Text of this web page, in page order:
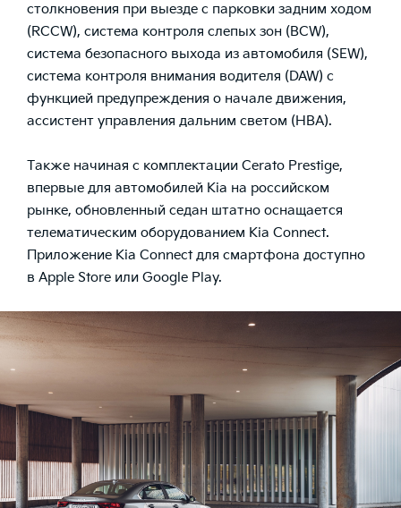
столкновения при выезде с парковки задним ходом
(RCCW), система контроля слепых зон (BCW),
система безопасного выхода из автомобиля (SEW),
система контроля внимания водителя (DAW) с
функцией предупреждения о начале движения,
ассистент управления дальним светом (HBA).
Также начиная с комплектации Cerato Prestige,
впервые для автомобилей Kia на российском
рынке, обновленный седан штатно оснащается
телематическим оборудованием Kia Connect.
Приложение Kia Connect для смартфона доступно
в Apple Store или Google Play.